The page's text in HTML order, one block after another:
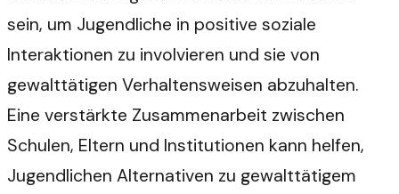
sein, um Jugendliche in positive soziale
Interaktionen zu involvieren und sie von
gewalttätigen Verhaltensweisen abzuhalten.
Eine verstärkte Zusammenarbeit zwischen
Schulen, Eltern und Institutionen kann helfen,
Jugendlichen Alternativen zu gewalttätigem